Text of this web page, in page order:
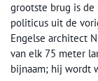
grootste brug is de
politicus uit de
Engelse architect
van elk 75 meter
bijnaam; hij wordt